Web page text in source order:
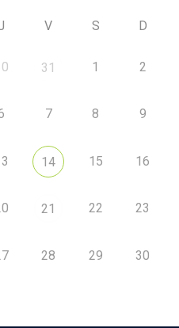
V S D
31 1 2
7 8 9
14 15 16
21 22 23
28 29 30